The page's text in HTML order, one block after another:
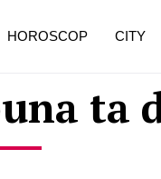
ta
HOROSCOP CITY
este investigația